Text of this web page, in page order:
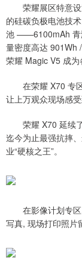
荣耀展区特意设
的硅碳负极电池技
池 ——6100mAh 青
量密度高达 901Wh
荣耀 Magic V5 成为
在荣耀 X70 专区,
让上万观众现场感受
荣耀 X70 延续了
迄今为止最强抗摔
业“硬核之王”。
在影像计划专区,
写真, 现场打印照片